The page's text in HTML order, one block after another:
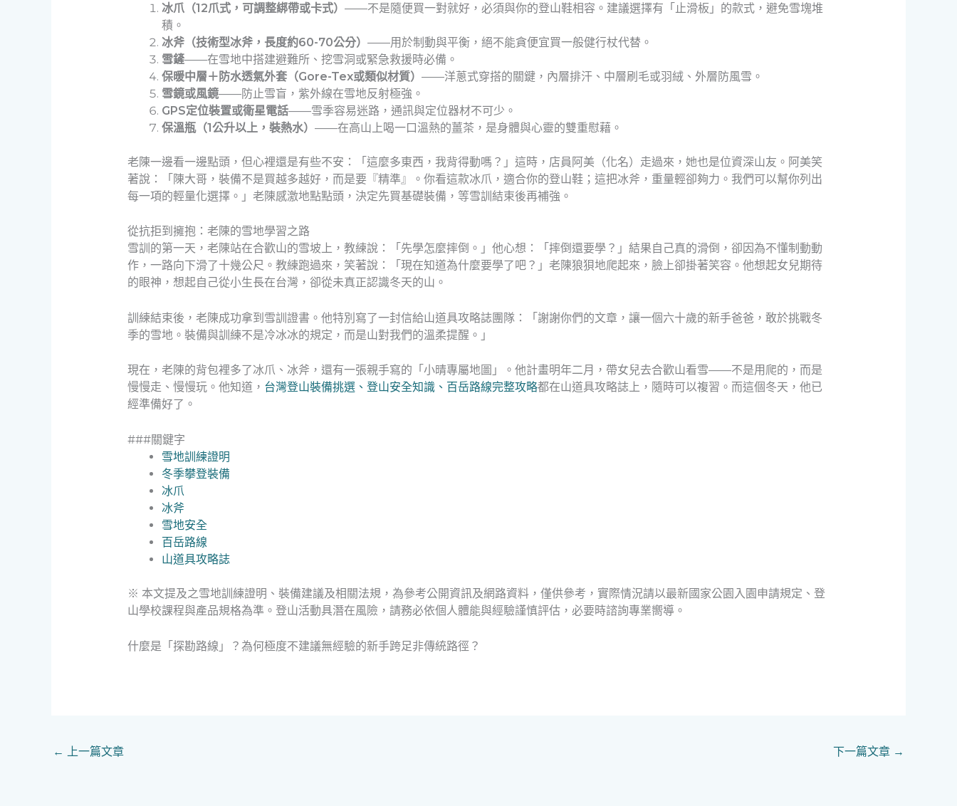
冰爪（12爪式，可調整綁帶或卡式） ——不是隨便買一對就好，必須與你的登山鞋相容。建議選擇有「止滑板」的款式，避免雪塊堆
積。
冰斧（技術型冰斧，長度約60-70公分） ——用於制動與平衡，絕不能貪便宜買一般健行杖代替。
雪鏟——在雪地中搭建避難所、挖雪洞或緊急救援時必備。
保暖中層＋防水透氣外套（Gore-Tex或類似材質） ——洋蔥式穿搭的關鍵，內層排汗、中層刷毛或羽絨、外層防風雪。
雪鏡或風鏡——防止雪盲，紫外線在雪地反射極強。
GPS定位裝置或衛星電話——雪季容易迷路，通訊與定位器材不可少。
保溫瓶（1公升以上，裝熱水） ——在高山上喝一口溫熱的薑茶，是身體與心靈的雙重慰藉。
老陳一邊看一邊點頭，但心裡還是有些不安：「這麼多東西，我背得動嗎？」這時，店員阿美（化名）走過來，她也是位資深山友。阿美笑
著說：「陳大哥，裝備不是買越多越好，而是要『精準』。你看這款冰爪，適合你的登山鞋；這把冰斧，重量輕卻夠力。我們可以幫你列出
每一項的輕量化選擇。」老陳感激地點點頭，決定先買基礎裝備，等雪訓結束後再補強。
從抗拒到擁抱：老陳的雪地學習之路
雪訓的第一天，老陳站在合歡山的雪坡上，教練說：「先學怎麼摔倒。」他心想：「摔倒還要學？」結果自己真的滑倒，卻因為不懂制動動
作，一路向下滑了十幾公尺。教練跑過來，笑著說：「現在知道為什麼要學了吧？」老陳狼狽地爬起來，臉上卻掛著笑容。他想起女兒期待
的眼神，想起自己從小生長在台灣，卻從未真正認識冬天的山。
訓練結束後，老陳成功拿到雪訓證書。他特別寫了一封信給山道具攻略誌團隊：「謝謝你們的文章，讓一個六十歲的新手爸爸，敢於挑戰冬
季的雪地。裝備與訓練不是冷冰冰的規定，而是山對我們的溫柔提醒。」
現在，老陳的背包裡多了冰爪、冰斧，還有一張親手寫的「小晴專屬地圖」。他計畫明年二月，帶女兒去合歡山看雪——不是用爬的，而是
慢慢走、慢慢玩。他知道， 台灣登山裝備挑選、登山安全知識、百岳路線完整攻略都在山道具攻略誌上，隨時可以複習。而這個冬天，他已
經準備好了。
###關鍵字
雪地訓練證明
冬季攀登裝備
冰爪
冰斧
雪地安全
百岳路線
山道具攻略誌
※ 本文提及之雪地訓練證明、裝備建議及相關法規，為參考公開資訊及網路資料，僅供參考，實際情況請以最新國家公園入園申請規定、登
山學校課程與產品規格為準。登山活動具潛在風險，請務必依個人體能與經驗謹慎評估，必要時諮詢專業嚮導。
什麼是「探勘路線」？為何極度不建議無經驗的新手跨足非傳統路徑？
← 上一篇文章 下一篇文章 →